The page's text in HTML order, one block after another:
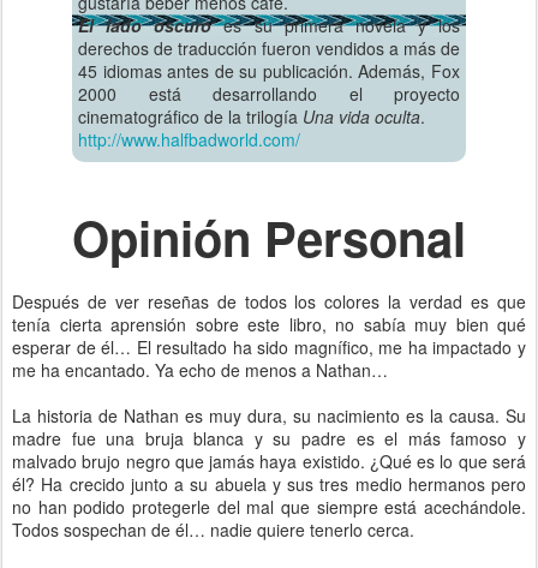
El lado oscuroes su primera novela y los
derechos de traducción fueron vendidos a más de
45 idiomas antes de su publicación. Además, Fox
2000 está desarrollando el proyecto
cinematográfico de la trilogía Una vida oculta.
http://www.halfbadworld.com/
Opinión Personal
Después de ver reseñas de todos los colores la verdad es que
tenía cierta aprensión sobre este libro, no sabía muy bien qué
esperar de él… El resultado ha sido magnífico, me ha impactado y
me ha encantado. Ya echo de menos a Nathan…
La historia de Nathan es muy dura, su nacimiento es la causa. Su
madre fue una bruja blanca y su padre es el más famoso y
malvado brujo negro que jamás haya existido. ¿Qué es lo que será
él? Ha crecido junto a su abuela y sus tres medio hermanos pero
no han podido protegerle del mal que siempre está acechándole.
Todos sospechan de él… nadie quiere tenerlo cerca.